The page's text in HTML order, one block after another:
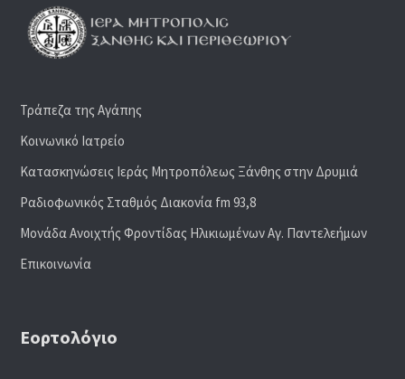
Τράπεζα της Αγάπης
Κοινωνικό Ιατρείο
Κατασκηνώσεις Ιεράς Μητροπόλεως Ξάνθης στην Δρυμιά
Ραδιoφωνικός Σταθμός Διακονία fm 93,8
Μονάδα Ανοιχτής Φροντίδας Ηλικιωμένων Αγ. Παντελεήμων
Επικοινωνία
Εορτολόγιο